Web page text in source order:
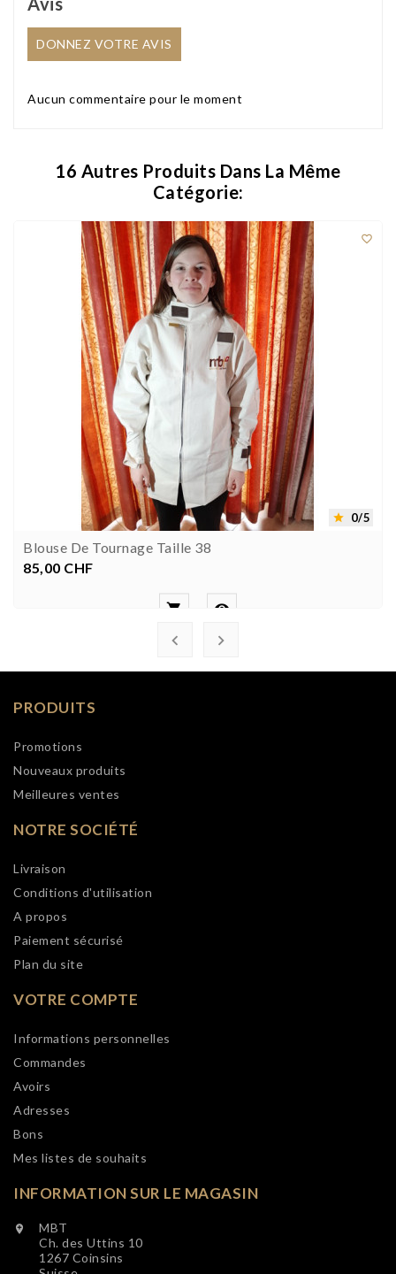
DONNEZ VOTRE AVIS
Aucun commentaire pour le moment
16 Autres Produits Dans La Même
Catégorie:

 0/5
Blouse De Tournage Taille 38
Prix
85,00 CHF
 
 
PRODUITS
Promotions
Nouveaux produits
Meilleures ventes
NOTRE SOCIÉTÉ
Livraison
Conditions d'utilisation
A propos
Paiement sécurisé
Plan du site
VOTRE COMPTE
Informations personnelles
Commandes
Avoirs
Adresses
Bons
Mes listes de souhaits
INFORMATION SUR LE MAGASIN

MBT
Ch. des Uttins 10
1267 Coinsins